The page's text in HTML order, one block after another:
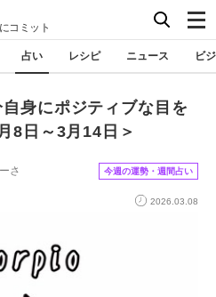
コミット
占い レシピ ニュース ビ
身にポジティブな目を
8日～3月14日＞
さ 今週の運勢・週間占い
2026.03.08